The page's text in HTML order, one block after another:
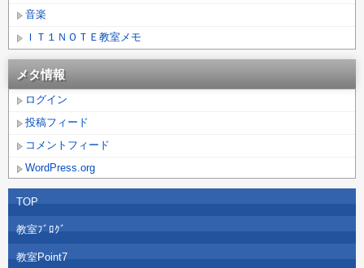
音楽
ＩＴ１ＮＯＴＥ教室メモ
メタ情報
ログイン
投稿フィード
コメントフィード
WordPress.org
TOP
教室ﾌﾞﾛｸﾞ
教室Point7